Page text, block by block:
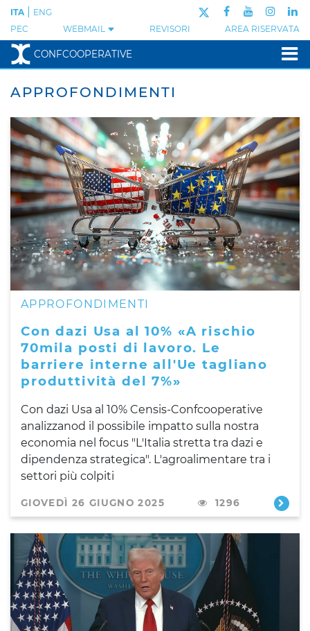
PEC WEBMAIL REVISORI AREA RISERVATA
ITA ENG
CONFCOOPERATIVE
CONFCOOPERATIVE:
APPROFONDIMENTI
APPROFONDIMENTI
Con dazi Usa al 10% «A rischio
70mila posti di lavoro. Le
barriere interne all'Ue tagliano
produttività del 7%»
Con dazi Usa al 10% Censis-Confcooperative
analizzanod il possibile impatto sulla nostra
economia nel focus "L'Italia stretta tra dazi e
dipendenza strategica". L'agroalimentare tra i
settori più colpiti
GIOVEDÌ 26 GIUGNO 2025 1296